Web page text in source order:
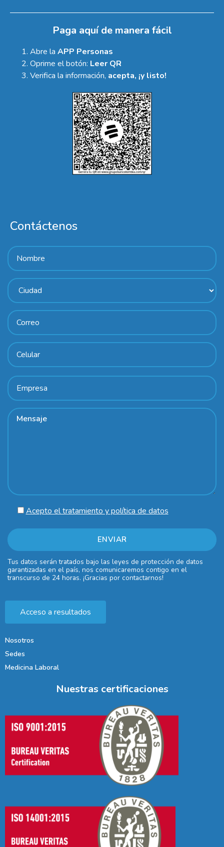
Paga aquí de manera fácil
Abre la APP Personas
Oprime el botón: Leer QR
Verifica la información, acepta, ¡y listo!
Contáctenos
Acepto el tratamiento y política de datos
Tus datos serán tratados bajo las leyes de protección de datos
garantizadas en el país, nos comunicaremos contigo en el
transcurso de 24 horas. ¡Gracias por contactarnos!
Acceso a resultados
Nosotros
Sedes
Medicina Laboral
Nuestras certificaciones